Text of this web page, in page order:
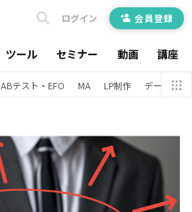
ツール セミナー 動画 講座
ログイン 会員登録
ABテスト・EFO MA LP制作 データ分析